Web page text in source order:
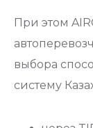
При этом
выбора
систему